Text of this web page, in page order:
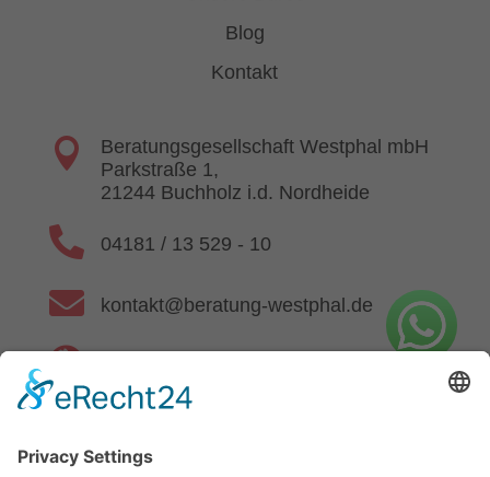
Blog
Kontakt

Beratungsgesellschaft Westphal mbH
Parkstraße 1,
21244 Buchholz i.d. Nordheide
 04181 / 13 529 - 10
 kontakt@beratung-westphal.de
